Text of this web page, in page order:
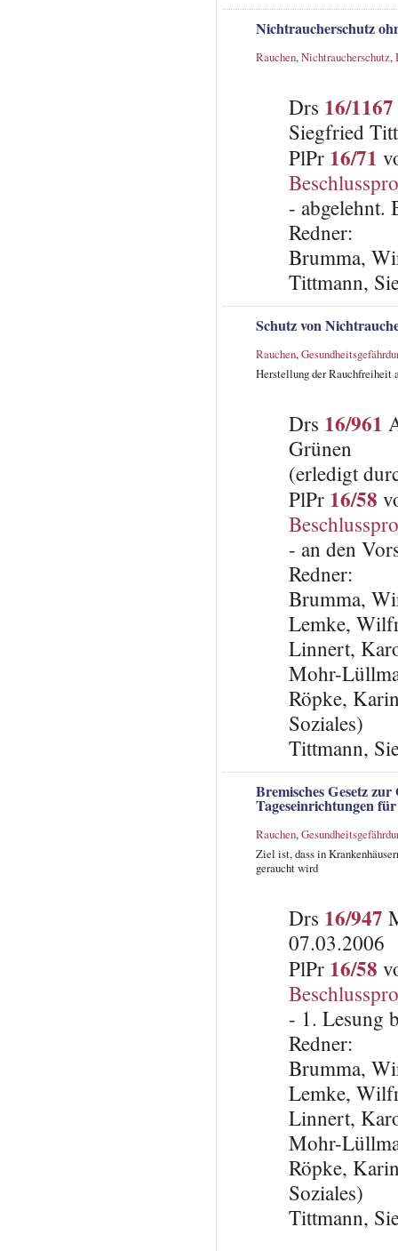
Nichtraucherschutz
Rauchen,Nichtraucherschutz,
Drs 16/1167
Siegfried
PlPr 16/71
- abgelehnt.
Redner:
Brumma,
Tittmann,
Schutz von
Rauchen,
Herstellung der Rauchfreiheit
Drs 16/961
Grünen
(erledigt
PlPr 16/58
- an den
Redner:
Brumma,
Lemke,
Linnert,
Mohr-
Röpke,
Soziales)
Tittmann,
Bremisches Gesetz
Tageseinrichtungen
Rauchen,
Ziel ist, dass in
geraucht wird
Drs 16/947
07.03.2006
PlPr 16/58
- 1. Lesung
Redner:
Brumma,
Lemke,
Linnert,
Mohr-
Röpke,
Soziales)
Tittmann,